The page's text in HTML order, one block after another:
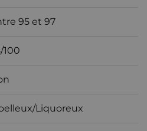
95 et 97
100
Liquoreux